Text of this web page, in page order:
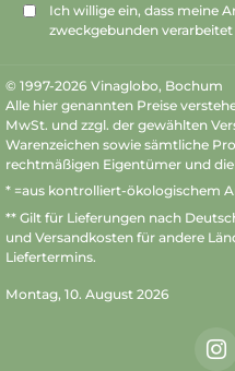
Ich willige ein, dass meine
zweckgebunden
© 1997-2026 Vinaglobo, Bochum
Alle hier genannten Preise
MwSt. und zzgl. der gewählten
Warenzeichen sowie sämtliche
rechtmäßigen Eigentümer und
* =aus kontrolliert-ökologischem
** Gilt für Lieferungen nach
und Versandkosten für andere
Liefertermins.
Montag, 10. August 2026